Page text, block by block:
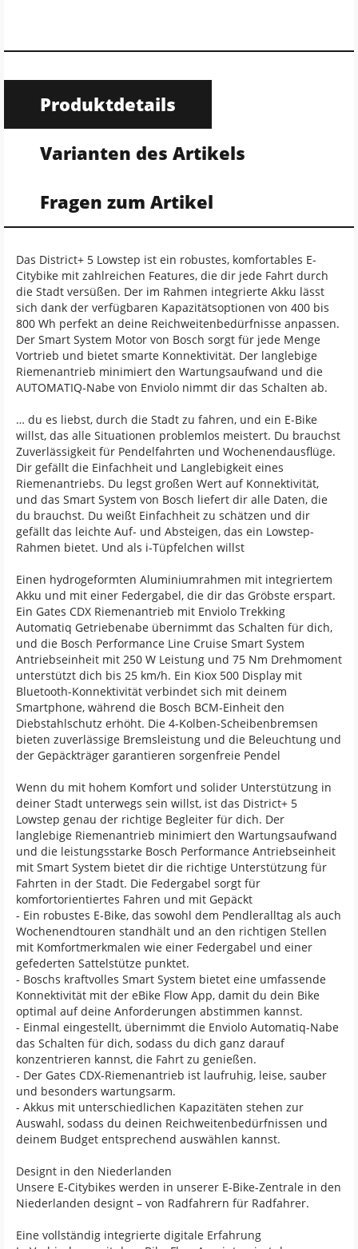
Produktdetails
Varianten des Artikels
Fragen zum Artikel
Das District+ 5 Lowstep ist ein robustes, komfortables E-
Citybike mit zahlreichen Features, die dir jede Fahrt durch
die Stadt versüßen. Der im Rahmen integrierte Akku lässt
sich dank der verfügbaren Kapazitätsoptionen von 400 bis
800 Wh perfekt an deine Reichweitenbedürfnisse anpassen.
Der Smart System Motor von Bosch sorgt für jede Menge
Vortrieb und bietet smarte Konnektivität. Der langlebige
Riemenantrieb minimiert den Wartungsaufwand und die
AUTOMATIQ-Nabe von Enviolo nimmt dir das Schalten ab.
… du es liebst, durch die Stadt zu fahren, und ein E-Bike
willst, das alle Situationen problemlos meistert. Du brauchst
Zuverlässigkeit für Pendelfahrten und Wochenendausflüge.
Dir gefällt die Einfachheit und Langlebigkeit eines
Riemenantriebs. Du legst großen Wert auf Konnektivität,
und das Smart System von Bosch liefert dir alle Daten, die
du brauchst. Du weißt Einfachheit zu schätzen und dir
gefällt das leichte Auf- und Absteigen, das ein Lowstep-
Rahmen bietet. Und als i-Tüpfelchen willst
Einen hydrogeformten Aluminiumrahmen mit integriertem
Akku und mit einer Federgabel, die dir das Gröbste erspart.
Ein Gates CDX Riemenantrieb mit Enviolo Trekking
Automatiq Getriebenabe übernimmt das Schalten für dich,
und die Bosch Performance Line Cruise Smart System
Antriebseinheit mit 250 W Leistung und 75 Nm Drehmoment
unterstützt dich bis 25 km/h. Ein Kiox 500 Display mit
Bluetooth-Konnektivität verbindet sich mit deinem
Smartphone, während die Bosch BCM-Einheit den
Diebstahlschutz erhöht. Die 4-Kolben-Scheibenbremsen
bieten zuverlässige Bremsleistung und die Beleuchtung und
der Gepäckträger garantieren sorgenfreie Pendel
Wenn du mit hohem Komfort und solider Unterstützung in
deiner Stadt unterwegs sein willst, ist das District+ 5
Lowstep genau der richtige Begleiter für dich. Der
langlebige Riemenantrieb minimiert den Wartungsaufwand
und die leistungsstarke Bosch Performance Antriebseinheit
mit Smart System bietet dir die richtige Unterstützung für
Fahrten in der Stadt. Die Federgabel sorgt für
komfortorientiertes Fahren und mit Gepäckt
- Ein robustes E-Bike, das sowohl dem Pendleralltag als auch
Wochenendtouren standhält und an den richtigen Stellen
mit Komfortmerkmalen wie einer Federgabel und einer
gefederten Sattelstütze punktet.
- Boschs kraftvolles Smart System bietet eine umfassende
Konnektivität mit der eBike Flow App, damit du dein Bike
optimal auf deine Anforderungen abstimmen kannst.
- Einmal eingestellt, übernimmt die Enviolo Automatiq-Nabe
das Schalten für dich, sodass du dich ganz darauf
konzentrieren kannst, die Fahrt zu genießen.
- Der Gates CDX-Riemenantrieb ist laufruhig, leise, sauber
und besonders wartungsarm.
- Akkus mit unterschiedlichen Kapazitäten stehen zur
Auswahl, sodass du deinen Reichweitenbedürfnissen und
deinem Budget entsprechend auswählen kannst.
Designt in den Niederlanden
Unsere E-Citybikes werden in unserer E-Bike-Zentrale in den
Niederlanden designt – von Radfahrern für Radfahrer.
Eine vollständig integrierte digitale Erfahrung